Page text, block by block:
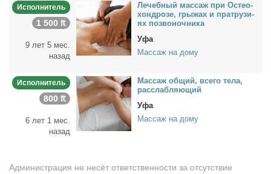
Исполнитель
1 500 ₶
9 лет 5 мес.
назад
Ле­чеб­ный мас­саж при Осте­о­
хонд­ро­зе, гры­жах и пра­тру­зи­
ях по­зво­ноч­ни­ка
Уфа
Массаж на дому
Исполнитель
800 ₶
6 лет 1 мес.
назад
Мас­саж об­щий, все­го те­ла,
рас­слаб­ля­ю­щий
Уфа
Массаж на дому
Администрация не несёт ответственности за отсутствие